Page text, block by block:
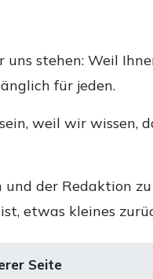
stehen: Weil
für jeden.
weil wir
der Redaktion
etwas kleines
Seite